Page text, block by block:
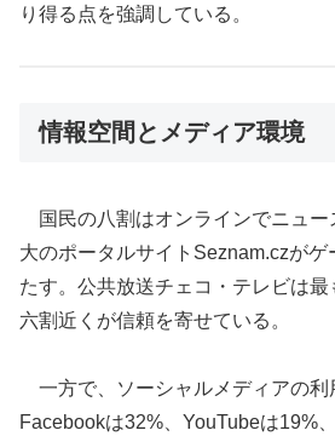
り得る点を強調している。
情報空間とメディア環境
国民の八割はオンラインでニュー
大のポータルサイトSeznam.czが
たす。公共放送チェコ・テレビは最
六割近くが信頼を寄せている。
一方で、ソーシャルメディアの利
Facebookは32%、YouTubeは19%